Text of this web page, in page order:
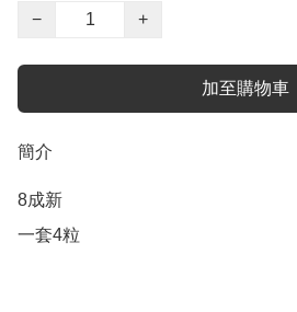
−
+
加至購物車
簡介
8成新
一套4粒